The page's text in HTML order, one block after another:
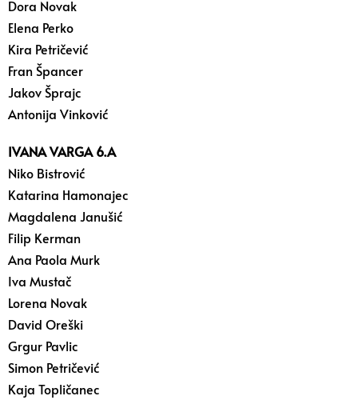
Dora Novak
Elena Perko
Kira Petričević
Fran Špancer
Jakov Šprajc
Antonija Vinković
IVANA VARGA 6.A
Niko Bistrović
Katarina Hamonajec
Magdalena Janušić
Filip Kerman
Ana Paola Murk
Iva Mustač
Lorena Novak
David Oreški
Grgur Pavlic
Simon Petričević
Kaja Topličanec